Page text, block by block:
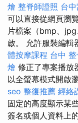
燴 整脊師證照 台
可以直接從網頁瀏
片檔案（bmp、
啟。 允許服裝編輯
體按摩課程 台中 整
燴 修正了專案播放
以全螢幕模式開啟
seo 整復推薦 經絡
固定的高度顯示某
簽名或個人資料上